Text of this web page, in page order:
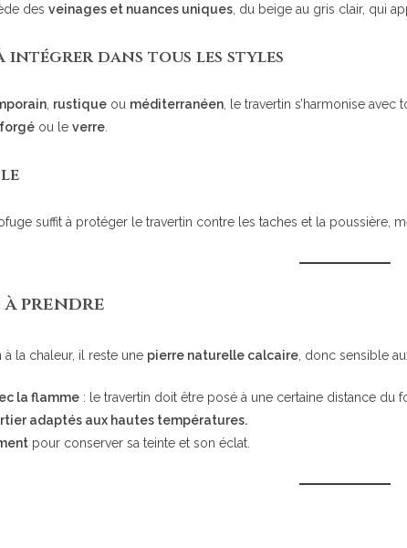
des veinages et nuances uniques , du beige au gris clair, qui
intégrer dans tous les styles
rustique ou méditerranéen , le travertin s’harmonise
ou le verre
suffit à protéger le travertin contre les taches et la poussière,
prendre
la chaleur, il reste une pierre naturelle calcaire , donc sensible
la flamme : le travertin doit être posé à une certaine distance du
adaptés aux hautes températures.
pour conserver sa teinte et son éclat.